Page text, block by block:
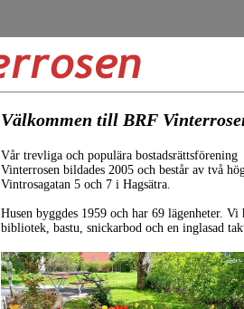
Välkommen till BRF
Vår trevliga och populära bostadsrättsförening
Vinterrosen bildades 2005 och består av två
Vintrosagatan 5 och 7 i Hagsätra.
Husen byggdes 1959 och har 69 lägenheter. Vi
bibliotek, bastu, snickarbod och en inglasad